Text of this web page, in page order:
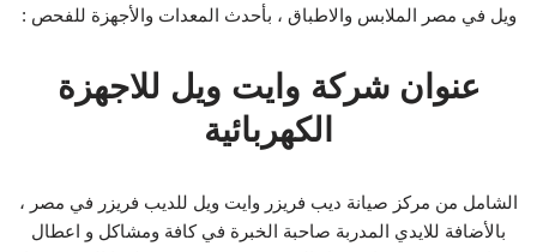
ويل في مصر الملابس والاطباق ، بأحدث المعدات والأجهزة للفحص :
عنوان شركة وايت ويل للاجهزة
الكهربائية
الشامل من مركز صيانة ديب فريزر وايت ويل للديب فريزر في مصر ،
بالأضافة للايدي المدربة صاحبة الخبرة في كافة ومشاكل و اعطال